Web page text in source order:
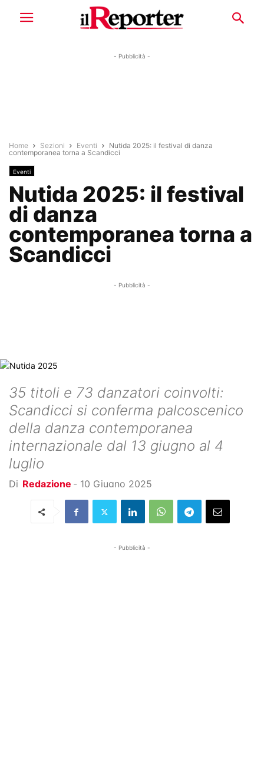
- Pubblicità -
Home Sezioni Eventi
Nutida 2025: il festival di danza
contemporanea torna a Scandicci
Eventi
Nutida 2025: il festival
di danza
contemporanea torna a
Scandicci
- Pubblicità -
35 titoli e 73 danzatori coinvolti:
Scandicci si conferma palcoscenico
della danza contemporanea
internazionale dal 13 giugno al 4
luglio
Di Redazione - 10 Giugno 2025
- Pubblicità -